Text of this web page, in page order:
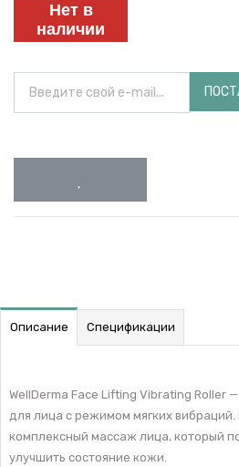
Нет в
наличии
Описание Спецификации
WellDerma Face Lifting Vibrating Roller
для лица с режимом мягких
комплексный массаж лица, который
улучшить состояние кожи.